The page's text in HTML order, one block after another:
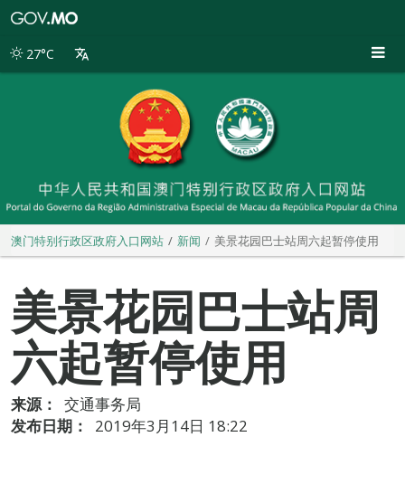
别
27°C
澳门特别行政区政府入口网站 新闻 美景花园巴士站周六起暂停使用
美景花园巴士站周
六起暂停使用
来源：
交通事务局
发布日期：
2019年3月14日 18:22